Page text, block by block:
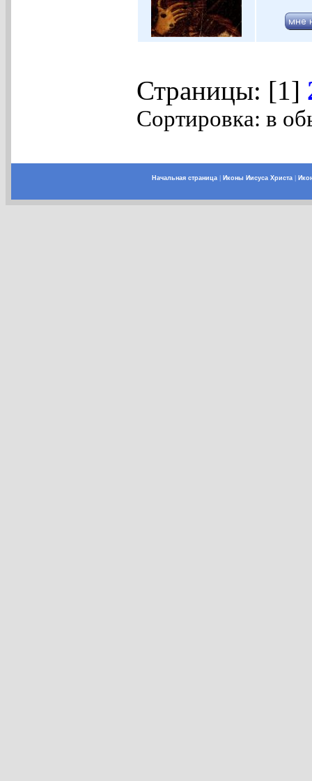
Страницы: [1]
Сортировка: в
Начальная страница| Иконы Иисуса Христа|